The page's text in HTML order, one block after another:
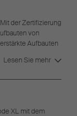
der Zertifizierung
von
Aufbauten
Lesen Sie mehr
XL mit dem